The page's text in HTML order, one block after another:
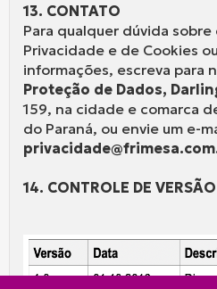
13. CONTATO
Para qualquer dúvida
Privacidade e de Cookies
informações, escreva para
Proteção de Dados,
159, na cidade e comarca
do Paraná, ou envie um e-
14. CONTROLE DE VERSÃO